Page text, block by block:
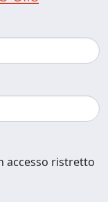
accesso ristretto